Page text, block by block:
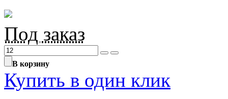
Под заказ
В корзину
Купить в один клик